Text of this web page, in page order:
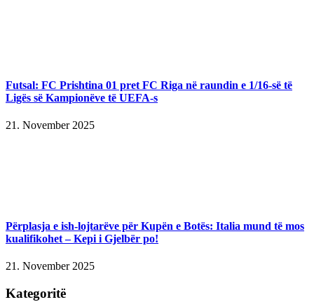
Futsal: FC Prishtina 01 pret FC Riga në raundin e 1/16-së të
Ligës së Kampionëve të UEFA-s
21. November 2025
Përplasja e ish-lojtarëve për Kupën e Botës: Italia mund të mos
kualifikohet – Kepi i Gjelbër po!
21. November 2025
Kategoritë